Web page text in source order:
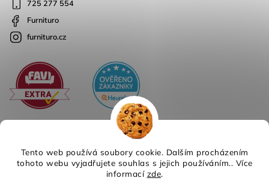
Tento web používá soubory cookie. Dalším procházením
tohoto webu vyjadřujete souhlas s jejich používáním.. Více
informací zde.
725 277 554
Furnituro
furnituro.cz